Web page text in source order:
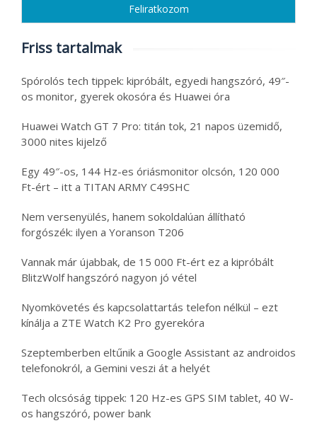
Friss tartalmak
Spórolós tech tippek: kipróbált, egyedi hangszóró, 49″-
os monitor, gyerek okosóra és Huawei óra
Huawei Watch GT 7 Pro: titán tok, 21 napos üzemidő,
3000 nites kijelző
Egy 49″-os, 144 Hz-es óriásmonitor olcsón, 120 000
Ft-ért – itt a TITAN ARMY C49SHC
Nem versenyülés, hanem sokoldalúan állítható
forgószék: ilyen a Yoranson T206
Vannak már újabbak, de 15 000 Ft-ért ez a kipróbált
BlitzWolf hangszóró nagyon jó vétel
Nyomkövetés és kapcsolattartás telefon nélkül – ezt
kínálja a ZTE Watch K2 Pro gyerekóra
Szeptemberben eltűnik a Google Assistant az androidos
telefonokról, a Gemini veszi át a helyét
Tech olcsóság tippek: 120 Hz-es GPS SIM tablet, 40 W-
os hangszóró, power bank